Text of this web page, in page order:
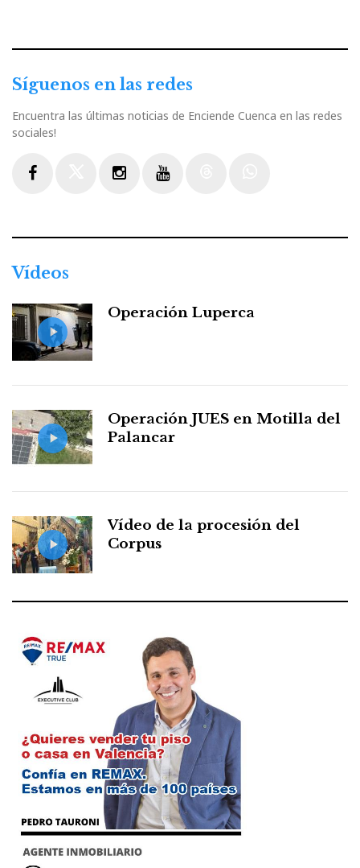
Síguenos en las redes
Encuentra las últimas noticias de Enciende Cuenca en las redes
sociales!
Vídeos
Operación Luperca
Operación JUES en Motilla del
Palancar
Vídeo de la procesión del
Corpus